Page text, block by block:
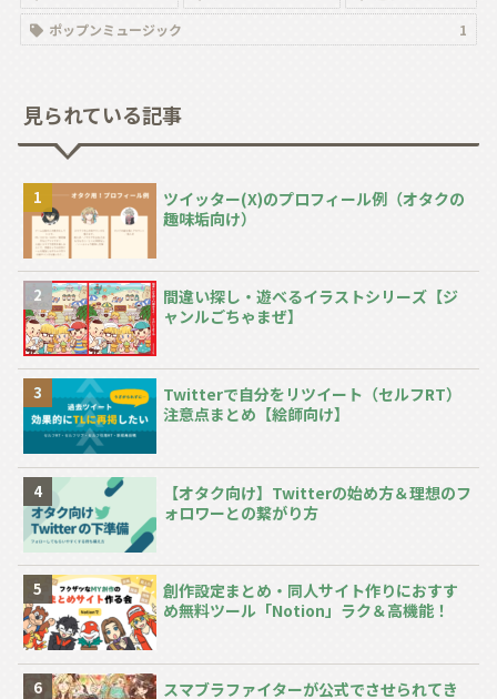
ポップンミュージック
1
見られている記事
ツイッター(X)のプロフィール例（オタクの
趣味垢向け）
間違い探し・遊べるイラストシリーズ【ジ
ャンルごちゃまぜ】
Twitterで自分をリツイート（セルフRT）
注意点まとめ【絵師向け】
【オタク向け】Twitterの始め方＆理想のフ
ォロワーとの繋がり方
創作設定まとめ・同人サイト作りにおすす
め無料ツール「Notion」ラク＆高機能！
スマブラファイターが公式でさせられてき